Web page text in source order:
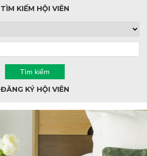
TÌM KIẾM HỘI VIÊN
ĐĂNG KÝ HỘI VIÊN